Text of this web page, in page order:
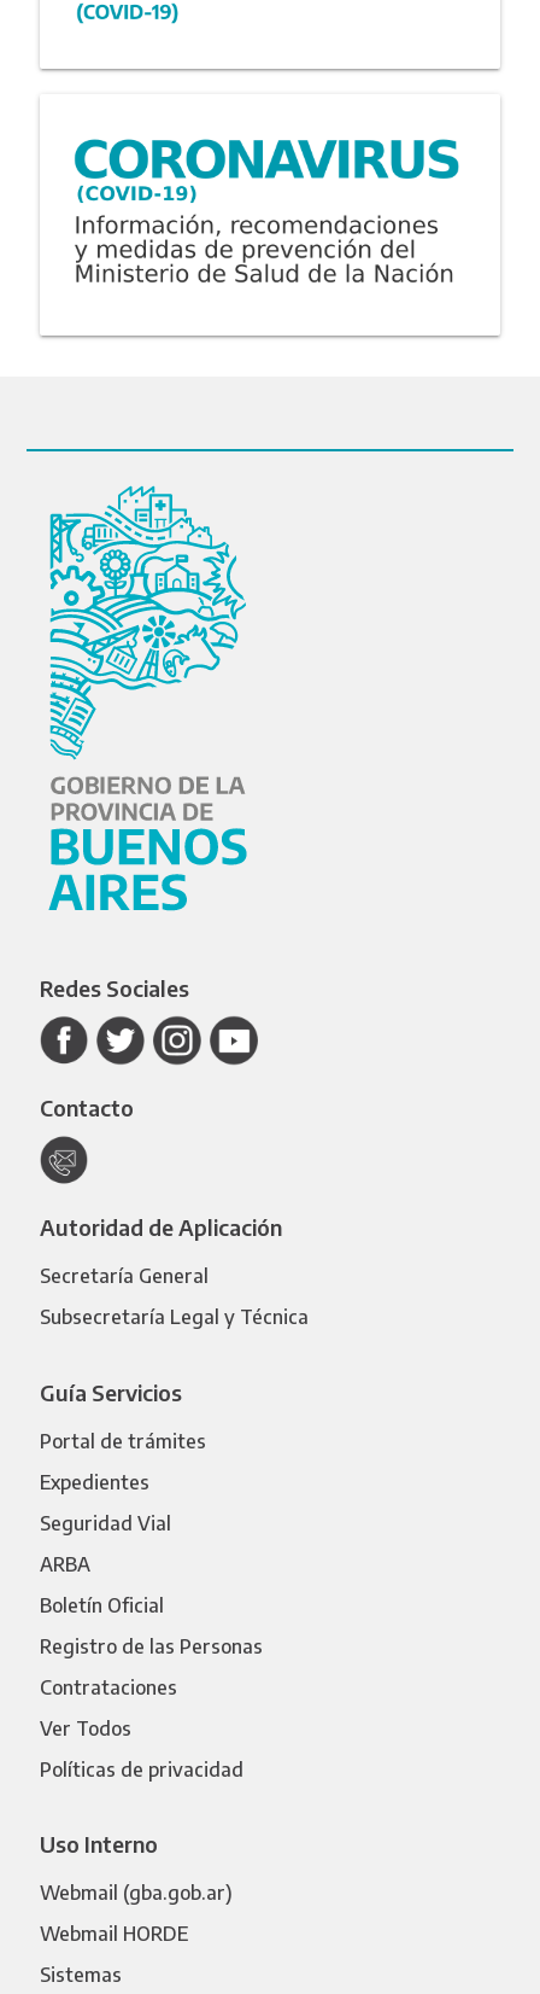
Redes Sociales
Contacto
Autoridad de Aplicación
Secretaría General
Subsecretaría Legal y Técnica
Guía Servicios
Portal de trámites
Expedientes
Seguridad Vial
ARBA
Boletín Oficial
Registro de las Personas
Contrataciones
Ver Todos
Políticas de privacidad
Uso Interno
Webmail (gba.gob.ar)
Webmail HORDE
Sistemas